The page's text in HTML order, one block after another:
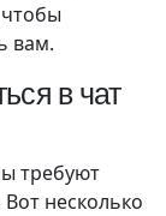
вам.
в чат
требуют
несколько